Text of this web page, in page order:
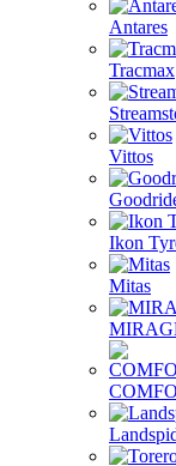
Antares
Tracmax
Vittos
Ikon
Mitas